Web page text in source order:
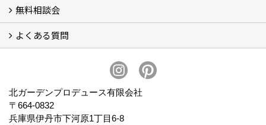
会社概要
スタッフ紹介 (11)
ブログ
コラム
アクセス
求人募集
無料相談会
無料相談会
よくある質問
アフターサービス・アフターメンテナンスについて (3)
北ガーデンプロデュース有限会社
〒664-0832
兵庫県伊丹市下河原1丁目6-8